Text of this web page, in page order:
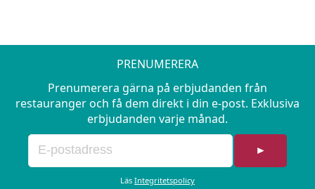
PRENUMERERA
Prenumerera gärna på erbjudanden från
restauranger och få dem direkt i din e-post. Exklusiva
erbjudanden varje månad.
►
Läs Integritetspolicy